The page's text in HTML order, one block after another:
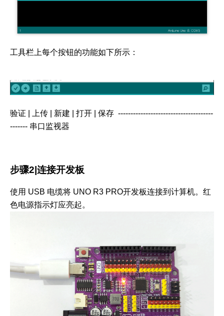
工具栏上每个按钮的功能如下所示：
验证 | 上传 | 新建 | 打开 | 保存 --------------------------------------
------- 串口监视器
步骤2|连接开发板
使用 USB 电缆将 UNO R3 PRO开发板连接到计算机。红
色电源指示灯应亮起。